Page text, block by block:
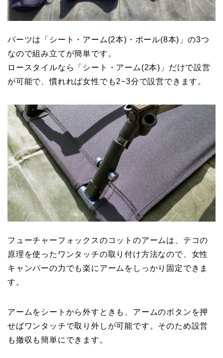
パーツは「シート・アーム(2本)・ポール(8本)」の3つ
なので組み立てが簡単です。
ロースタイルなら「シート・アーム(2本)」だけで設営
が可能で、慣れれば女性でも2−3分で設営できます。
フューチャーフォックスのコットのアームは、テコの
原理を使ったワンタッチの取り付け方法なので、女性
キャンパーの力でも楽にアームをしっかり固定できま
す。
アームをシートから外すときも、アームのボタンを押
せばワンタッチで取り外しが可能です。そのため設営
も撤収も簡単にできます。